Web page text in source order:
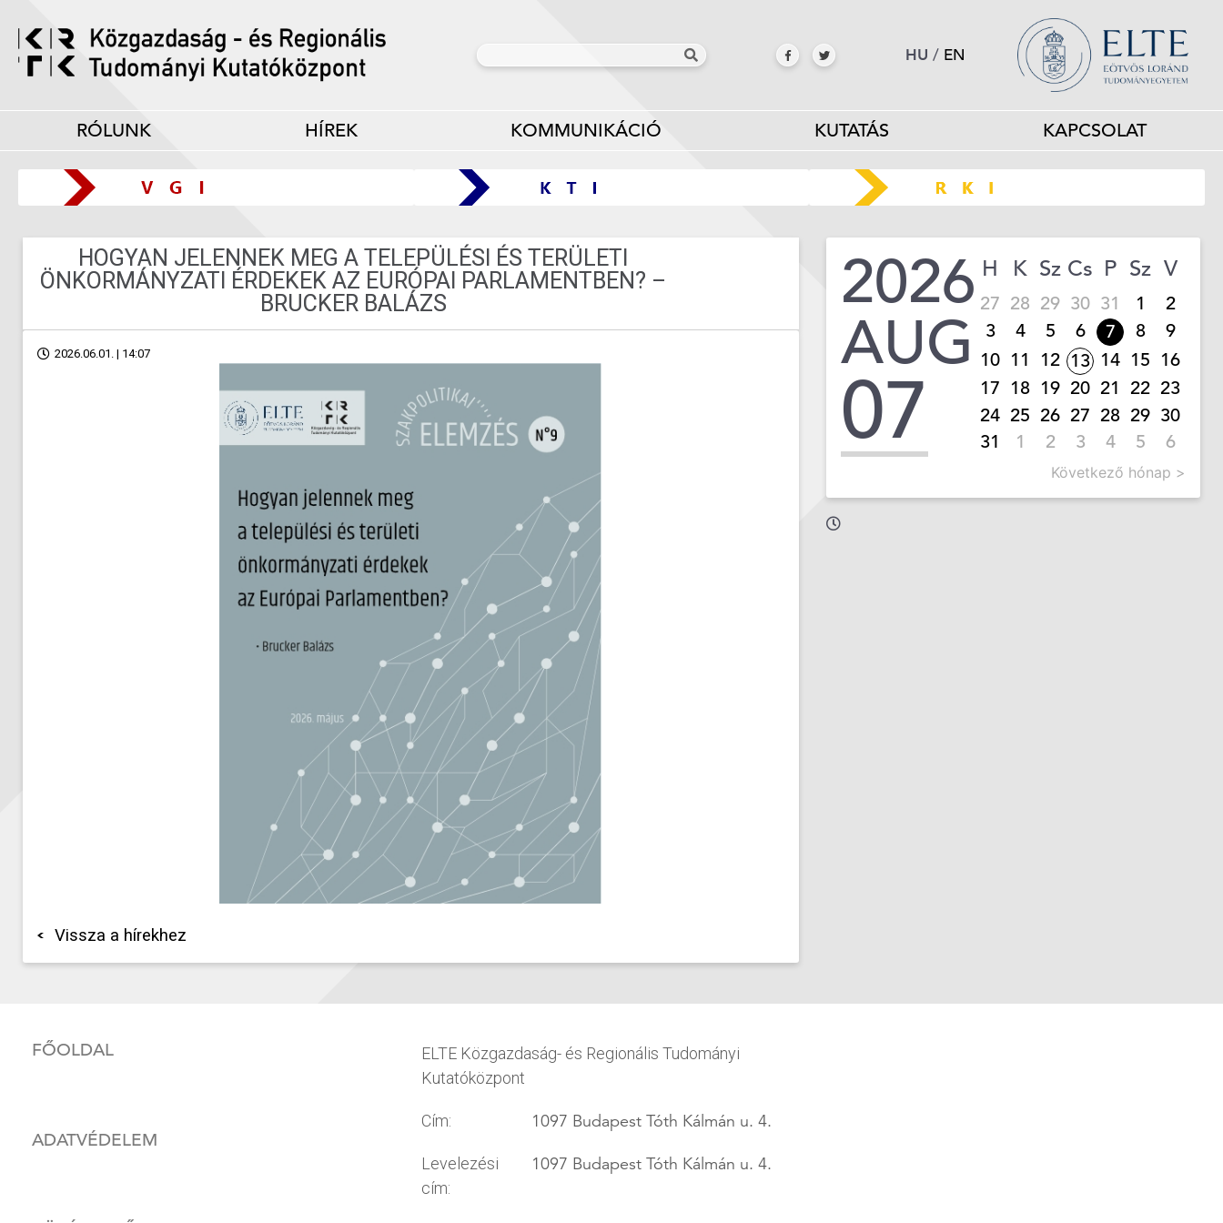
HU / EN
RÓLUNK HÍREK KOMMUNIKÁCIÓ KUTATÁS KAPCSOLAT
HOGYAN JELENNEK MEG A TELEPÜLÉSI ÉS TERÜLETI
ÖNKORMÁNYZATI ÉRDEKEK AZ EURÓPAI PARLAMENTBEN? –
BRUCKER BALÁZS
2026.06.01. | 14:07
Vissza a hírekhez
2026
AUG
07
H K Sz Cs P Sz V
27 28 29 30 31 1
2
3
4 5 6 7 8
9
10 11 12 13 14 15 16
17 18 19 20 21 22 23
24 25 26 27 28 29 30
31
1 2 3 4 5 6
Következő hónap >
FŐOLDAL
ADATVÉDELEM
ELTE Közgazdaság- és Regionális Tudományi
Kutatóközpont
Cím: 1097 Budapest Tóth Kálmán u. 4.
Levelezési
cím:
1097 Budapest Tóth Kálmán u. 4.